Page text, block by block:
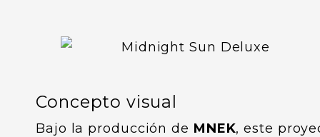
Concepto visual
Bajo la producción de MNEK, este